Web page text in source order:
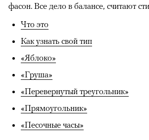
фасон. Все дело в балансе, считают
Что это
Как узнать свой тип
«Яблоко»
«Груша»
«Перевернутый треугольник»
«Прямоугольник»
«Песочные часы»